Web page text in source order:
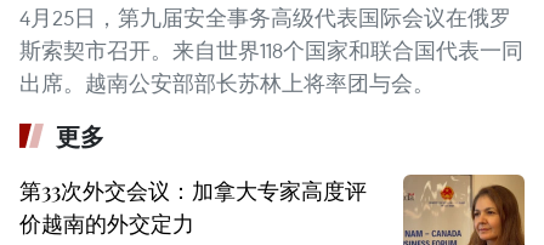
4月25日，第九届安全事务高级代表国际会议在俄罗
斯索契市召开。来自世界118个国家和联合国代表一同
出席。越南公安部部长苏林上将率团与会。
更多
第33次外交会议：加拿大专家高度评
价越南的外交定力